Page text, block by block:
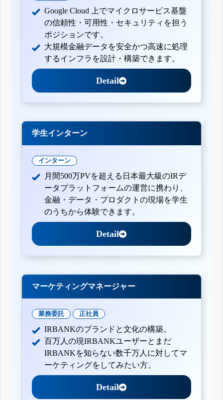
Google Cloud 上でマイクロサービス基盤
の信頼性・可用性・セキュリティを担う
ポジションです。
大規模金融データを安全かつ高速に処理
するインフラを設計・構築できます。
Detail
学生インターン
インターン
月間500万PVを超える日本最大級のIRデ
ータプラットフォームの運営に携わり、
金融・データ・プロダクトの現場を学生
のうちから体験できます。
Detail
マーケティングマネージャー
業務委託 正社員
IRBANKのブランドと文化の構築。
百万人の現IRBANKユーザーとまだ
IRBANKを知らない数千万人に対してマ
ーケティングをしてみたい方。
Detail